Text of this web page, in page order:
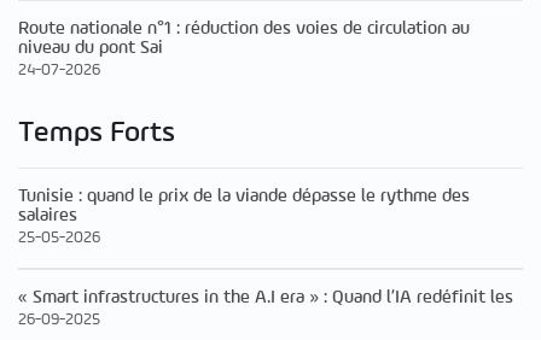
Route nationale n°1 : réduction des voies de circulation au
niveau du pont Sai
24-07-2026
Temps Forts
Tunisie : quand le prix de la viande dépasse le rythme des
salaires
25-05-2026
« Smart infrastructures in the A.I era » : Quand l’IA redéfinit les
26-09-2025